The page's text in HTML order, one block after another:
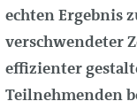
echten Ergebnis
verschwendeter
effizienter
Teilnehmenden